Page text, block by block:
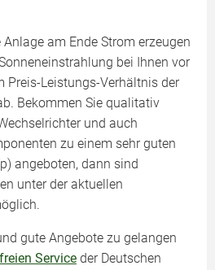
am Ende Strom erzeugen
bei Ihnen vor
Preis-Leistungs-Verhältnis der
Bekommen Sie qualitativ
und auch
zu einem sehr guten
angeboten, dann sind
unter der aktuellen
gute Angebote zu gelangen
Service der Deutschen